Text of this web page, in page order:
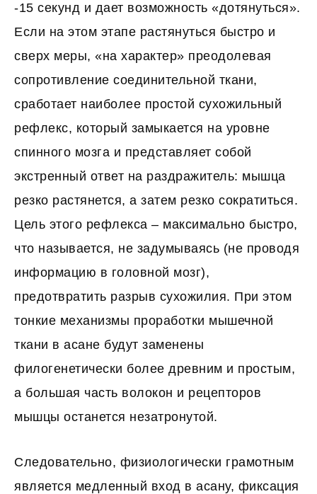
-15 секунд и дает возможность «дотянуться».
Если на этом этапе растянуться быстро и
сверх меры, «на характер» преодолевая
сопротивление соединительной ткани,
сработает наиболее простой сухожильный
рефлекс, который замыкается на уровне
спинного мозга и представляет собой
экстренный ответ на раздражитель: мышца
резко растянется, а затем резко сократиться.
Цель этого рефлекса – максимально быстро,
что называется, не задумываясь (не проводя
информацию в головной мозг),
предотвратить разрыв сухожилия. При этом
тонкие механизмы проработки мышечной
ткани в асане будут заменены
филогенетически более древним и простым,
а большая часть волокон и рецепторов
мышцы останется незатронутой.
Следовательно, физиологически грамотным
является медленный вход в асану, фиксация